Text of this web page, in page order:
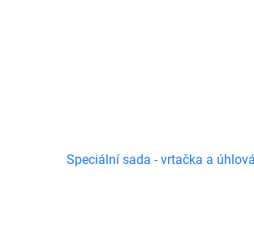
Speciální sada - vrtačka a